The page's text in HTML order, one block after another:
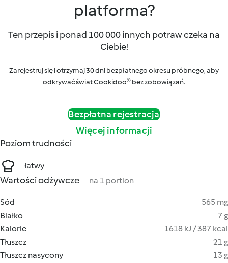
platforma?
Ten przepis i ponad 100 000 innych potraw czeka na
Ciebie!
Zarejestruj się i otrzymaj 30 dni bezpłatnego okresu próbnego, aby
odkrywać świat Cookidoo® bez zobowiązań.
Bezpłatna rejestracja
Więcej informacji
Poziom trudności
łatwy
Wartości odżywcze na 1 portion
Sód
565 mg
Białko
7 g
Kalorie
1618 kJ / 387 kcal
Tłuszcz
21 g
Tłuszcz nasycony
13 g